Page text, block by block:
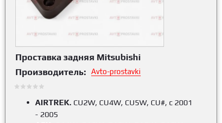
Проставка задняя Mitsubishi
Производитель:
Avto-prostavki
AIRTREK. CU2W, CU4W, CU5W, CU#, с 2001
- 2005